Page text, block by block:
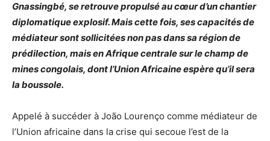
Gnassingbé, se retrouve propulsé au cœur d’un chantier
diplomatique explosif. Mais cette fois, ses capacités de
médiateur sont sollicitées non pas dans sa région de
prédilection, mais en Afrique centrale sur le champ de
mines congolais, dont l’Union Africaine espère qu’il sera
la boussole.
Appelé à succéder à João Lourenço comme médiateur de
l’Union africaine dans la crise qui secoue l’est de la